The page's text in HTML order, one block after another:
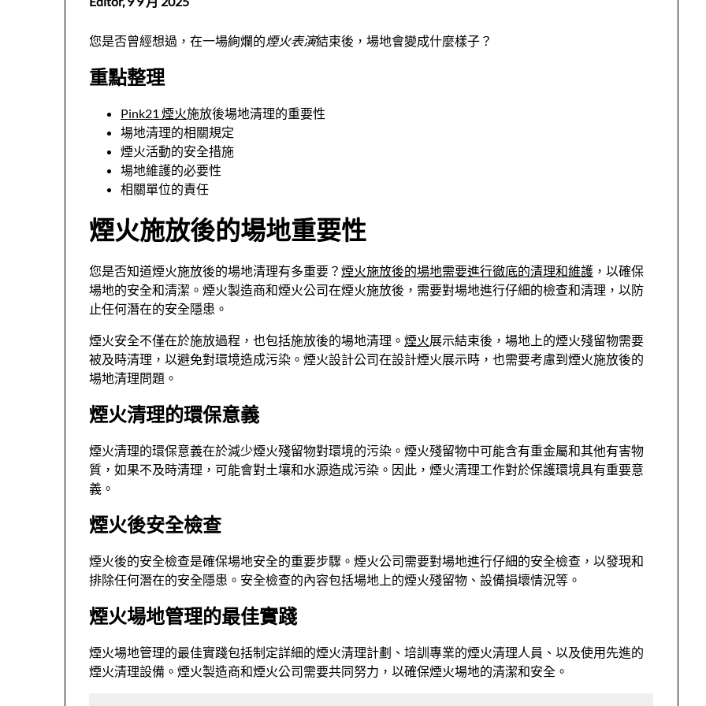
您是否曾經想過，在一場絢爛的煙火表演結束後，場地會變成什麼樣子？
重點整理
Pink21 煙火施放後場地清理的重要性
場地清理的相關規定
煙火活動的安全措施
場地維護的必要性
相關單位的責任
煙火施放後的場地重要性
您是否知道煙火施放後的場地清理有多重要？ 煙火施放後的場地需要進行徹底的清理和維護 ，以確保
場地的安全和清潔。煙火製造商和煙火公司在煙火施放後，需要對場地進行仔細的檢查和清理，以防
止任何潛在的安全隱患。
煙火安全不僅在於施放過程，也包括施放後的場地清理。 煙火展示結束後，場地上的煙火殘留物需要
被及時清理，以避免對環境造成污染。煙火設計公司在設計煙火展示時，也需要考慮到煙火施放後的
場地清理問題。
煙火清理的環保意義
煙火清理的環保意義在於減少煙火殘留物對環境的污染。煙火殘留物中可能含有重金屬和其他有害物
質，如果不及時清理，可能會對土壤和水源造成污染。因此，煙火清理工作對於保護環境具有重要意
義。
煙火後安全檢查
煙火後的安全檢查是確保場地安全的重要步驟。煙火公司需要對場地進行仔細的安全檢查，以發現和
排除任何潛在的安全隱患。安全檢查的內容包括場地上的煙火殘留物、設備損壞情況等。
煙火場地管理的最佳實踐
煙火場地管理的最佳實踐包括制定詳細的煙火清理計劃、培訓專業的煙火清理人員、以及使用先進的
煙火清理設備。煙火製造商和煙火公司需要共同努力，以確保煙火場地的清潔和安全。